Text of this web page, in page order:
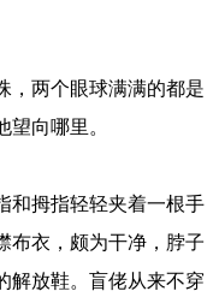
，两个眼球满满的都是
向哪里。
和拇指轻轻夹着一根手
布衣，颇为干净，脖子
解放鞋。盲佬从来不穿